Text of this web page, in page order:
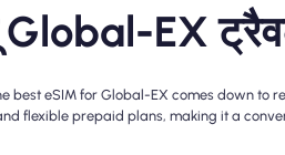
EX
best eSIM for Global-EX comes down
flexible prepaid plans, making it a